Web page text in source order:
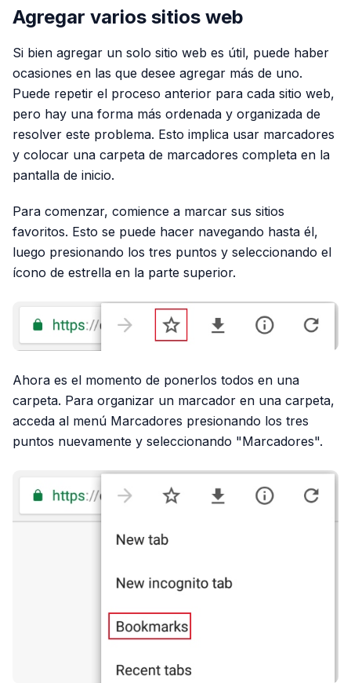
Agregar varios sitios web
Si bien agregar un solo sitio web es útil, puede haber
ocasiones en las que desee agregar más de uno.
Puede repetir el proceso anterior para cada sitio web,
pero hay una forma más ordenada y organizada de
resolver este problema. Esto implica usar marcadores
y colocar una carpeta de marcadores completa en la
pantalla de inicio.
Para comenzar, comience a marcar sus sitios
favoritos. Esto se puede hacer navegando hasta él,
luego presionando los tres puntos y seleccionando el
ícono de estrella en la parte superior.
Ahora es el momento de ponerlos todos en una
carpeta. Para organizar un marcador en una carpeta,
acceda al menú Marcadores presionando los tres
puntos nuevamente y seleccionando "Marcadores".